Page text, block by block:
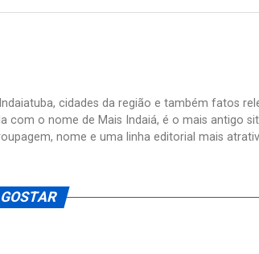
cidades da região e também fatos
com o nome de Mais Indaiá, é o mais antigo
nome e uma linha editorial mais